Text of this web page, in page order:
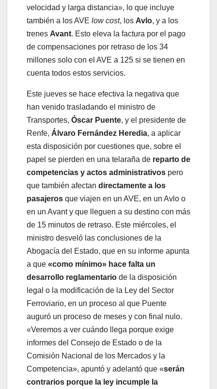
velocidad y larga distancia», lo que incluye
también a los AVE low cost, los Avlo, y a los
trenes Avant. Esto eleva la factura por el pago
de compensaciones por retraso de los 34
millones solo con el AVE a 125 si se tienen en
cuenta todos estos servicios.
Este jueves se hace efectiva la negativa que
han venido trasladando el ministro de
Transportes, Óscar Puente, y el presidente de
Renfe, Álvaro Fernández Heredia, a aplicar
esta disposición por cuestiones que, sobre el
papel se pierden en una telaraña de reparto de
competencias y actos administrativos pero
que también afectan directamente a los
pasajeros que viajen en un AVE, en un Avlo o
en un Avant y que lleguen a su destino con más
de 15 minutos de retraso. Este miércoles, el
ministro desveló las conclusiones de la
Abogacía del Estado, que en su informe apunta
a que «como mínimo» hace falta un
desarrollo reglamentario de la disposición
legal o la modificación de la Ley del Sector
Ferroviario, en un proceso al que Puente
auguró un proceso de meses y con final nulo.
«Veremos a ver cuándo llega porque exige
informes del Consejo de Estado o de la
Comisión Nacional de los Mercados y la
Competencia», apuntó y adelantó que «serán
contrarios porque la ley incumple la